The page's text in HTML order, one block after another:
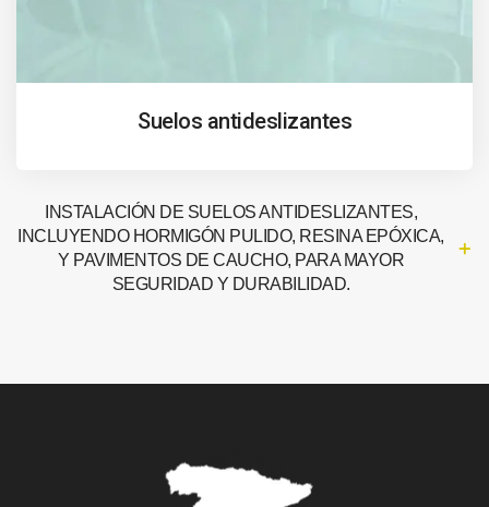
Suelos antideslizantes
INSTALACIÓN DE SUELOS ANTIDESLIZANTES,
INCLUYENDO HORMIGÓN PULIDO, RESINA EPÓXICA,
Y PAVIMENTOS DE CAUCHO, PARA MAYOR
SEGURIDAD Y DURABILIDAD.